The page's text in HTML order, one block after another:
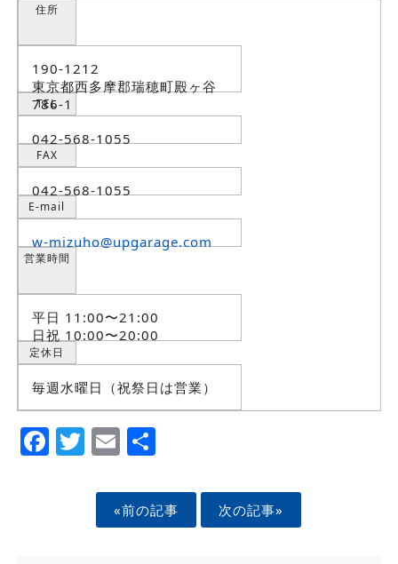
住所
190-1212
東京都西多摩郡瑞穂町殿ヶ谷
786-1
TEL
042-568-1055
FAX
042-568-1055
E-mail
w-mizuho@upgarage.com
営業時間
平日 11:00〜21:00
日祝 10:00〜20:00
定休日
毎週水曜日（祝祭日は営業）
Facebook
Twitter
EmailShare
«前の記事 次の記事»